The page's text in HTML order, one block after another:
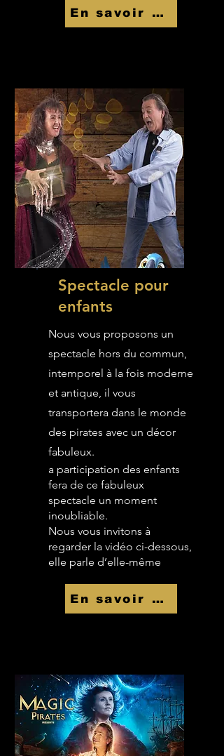
En savoir Plus
Spectacle pour
enfants
Nous vous proposons un
spectacle hors du commun,
intemporel à la fois moderne
et antique, il vous
transportera dans le monde
des pirates avec un décor
fabuleux.
a participation des enfants
fera de ce fabuleux
spectacle un moment
inoubliable.
Nous vous invitons à
regarder la vidéo ci-dessous,
elle parle d’elle-même
En savoir Plus